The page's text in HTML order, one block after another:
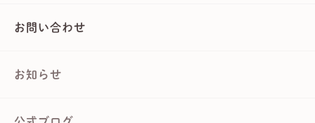
お問い合わせ
お知らせ